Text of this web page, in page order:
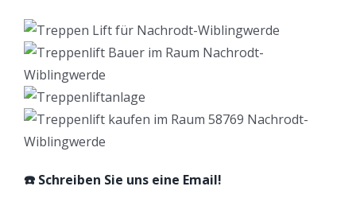
☎️ Schreiben Sie uns eine Email!